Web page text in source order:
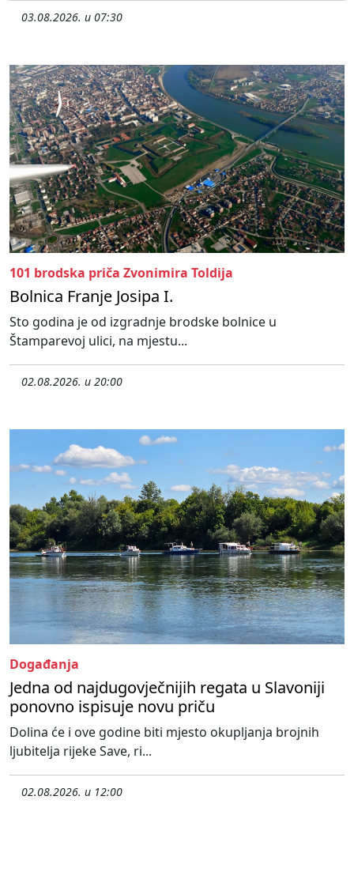
03.08.2026. u 07:30
101 brodska priča Zvonimira Toldija
Bolnica Franje Josipa I.
Sto godina je od izgradnje brodske bolnice u
Štamparevoj ulici, na mjestu...
02.08.2026. u 20:00
Događanja
Jedna od najdugovječnijih regata u Slavoniji
ponovno ispisuje novu priču
Dolina će i ove godine biti mjesto okupljanja brojnih
ljubitelja rijeke Save, ri...
02.08.2026. u 12:00